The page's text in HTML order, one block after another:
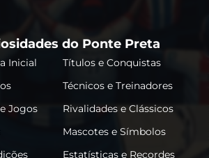
do Ponte Preta
Inicial
Títulos e Conquistas
Técnicos e Treinadores
Jogos
Rivalidades e Clássicos
Mascotes e Símbolos
Estatísticas e Recordes